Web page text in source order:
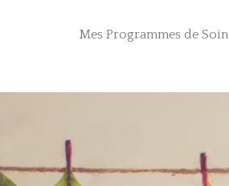
Mes Programmes de Soin